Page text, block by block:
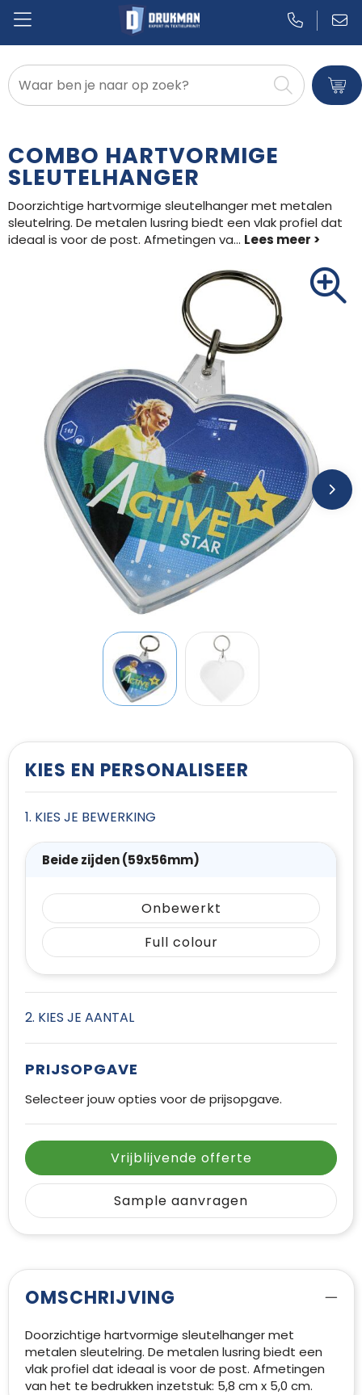
Badtextiel en Douche
Bodywarmers
Broeken en Rokken
Caps, Hoeden en Mutsen
Dekens, Fleecedekens en Kussens
Jassen
Kledingaccessoires
Ondergoed, Sokken en Nachtkleding
Overhemden
Peuters en Baby's
Vesten
COMBO HARTVORMIGE
SLEUTELHANGER
Doorzichtige hartvormige sleutelhanger met metalen
sleutelring. De metalen lusring biedt een vlak profiel dat
ideaal is voor de post. Afmetingen va...
KIES EN PERSONALISEER
1. KIES JE BEWERKING
Beide zijden (59x56mm)
Onbewerkt
Full colour
2. KIES JE AANTAL
PRIJSOPGAVE
Selecteer jouw opties voor de prijsopgave.
Vrijblijvende offerte
Sample aanvragen
OMSCHRIJVING
Doorzichtige hartvormige sleutelhanger met
metalen sleutelring. De metalen lusring biedt een
vlak profiel dat ideaal is voor de post. Afmetingen
van het te bedrukken inzetstuk: 5,8 cm x 5,0 cm.